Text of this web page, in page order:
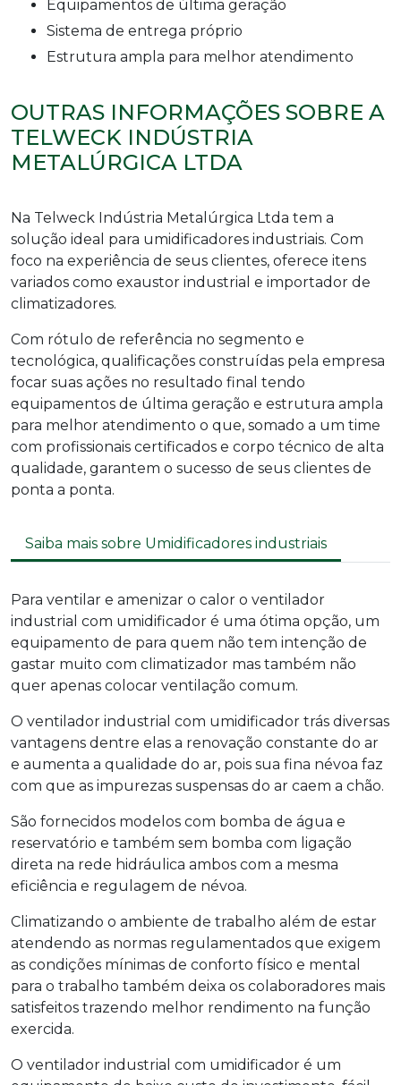
equipamentos de última geração
sistema de entrega próprio
estrutura ampla para melhor atendimento
OUTRAS INFORMAÇÕES SOBRE A
TELWECK INDÚSTRIA
METALÚRGICA LTDA
Na Telweck Indústria Metalúrgica Ltda tem a
solução ideal para umidificadores industriais. Com
foco na experiência de seus clientes, oferece itens
variados como exaustor industrial e importador de
climatizadores.
Com rótulo de referência no segmento e
tecnológica, qualificações construídas pela empresa
focar suas ações no resultado final tendo
equipamentos de última geração e estrutura ampla
para melhor atendimento o que, somado a um time
com profissionais certificados e corpo técnico de alta
qualidade, garantem o sucesso de seus clientes de
ponta a ponta.
Saiba mais sobre Umidificadores industriais
Para ventilar e amenizar o calor o ventilador
industrial com umidificador é uma ótima opção, um
equipamento de para quem não tem intenção de
gastar muito com climatizador mas também não
quer apenas colocar ventilação comum.
O ventilador industrial com umidificador trás diversas
vantagens dentre elas a renovação constante do ar
e aumenta a qualidade do ar, pois sua fina névoa faz
com que as impurezas suspensas do ar caem a chão.
São fornecidos modelos com bomba de água e
reservatório e também sem bomba com ligação
direta na rede hidráulica ambos com a mesma
eficiência e regulagem de névoa.
Climatizando o ambiente de trabalho além de estar
atendendo as normas regulamentados que exigem
as condições mínimas de conforto físico e mental
para o trabalho também deixa os colaboradores mais
satisfeitos trazendo melhor rendimento na função
exercida.
O ventilador industrial com umidificador é um